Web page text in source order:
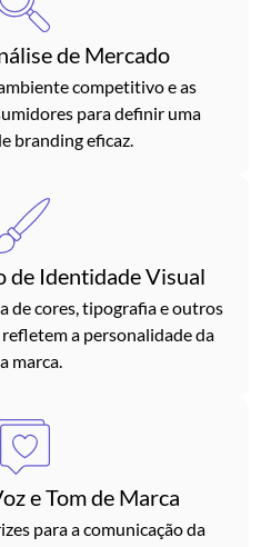
de Mercado
competitivo e as
para definir uma
branding eficaz.
de Identidade Visual
de cores, tipografia e outros
a personalidade da
marca.
e Tom de Marca
para a comunicação da